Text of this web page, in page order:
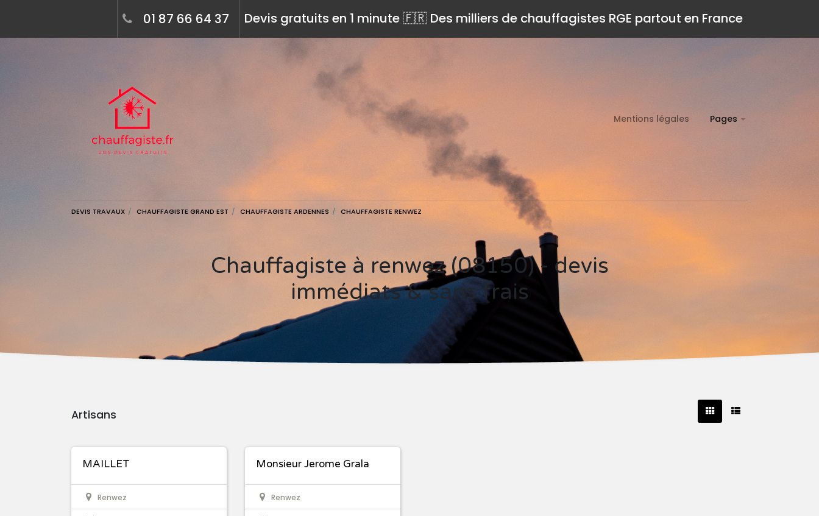
Devis gratuits en 1 minute 🇫🇷 Des milliers de chauffagistes RGE partout en France
01 87 66 64 37
Mentions légales Pages
DEVIS TRAVAUX CHAUFFAGISTE GRAND EST CHAUFFAGISTE ARDENNES CHAUFFAGISTE RENWEZ
Chauffagiste à renwez (08150) - devis
immédiats & sans frais
Artisans
MAILLET
Renwez
Monsieur Jerome Grala
Renwez